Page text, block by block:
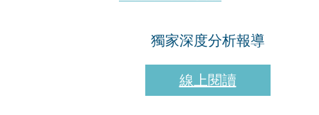
獨家深度分析報導
線上閱讀